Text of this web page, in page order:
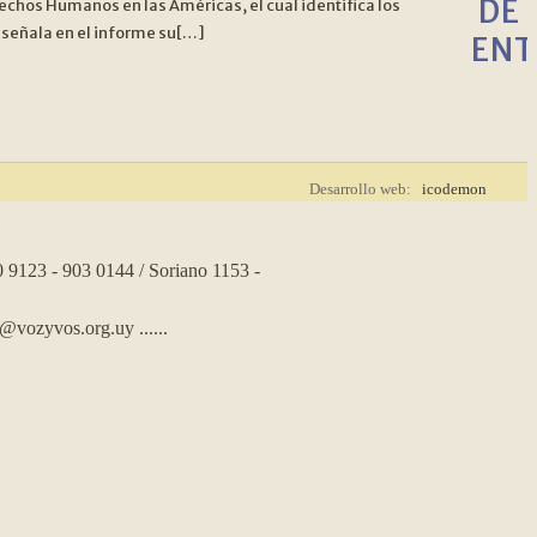
Humanos en las Américas, el cual identifica los
señala en el informe su[…]
DE
9123 - 903 0144 / Soriano 1153 -
......
Desarrollo web: icodemon